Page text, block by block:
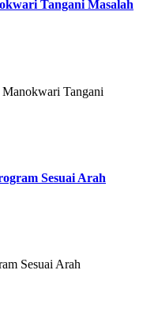
Tangani Masalah
Manokwari Tangani
Sesuai Arah
Sesuai Arah